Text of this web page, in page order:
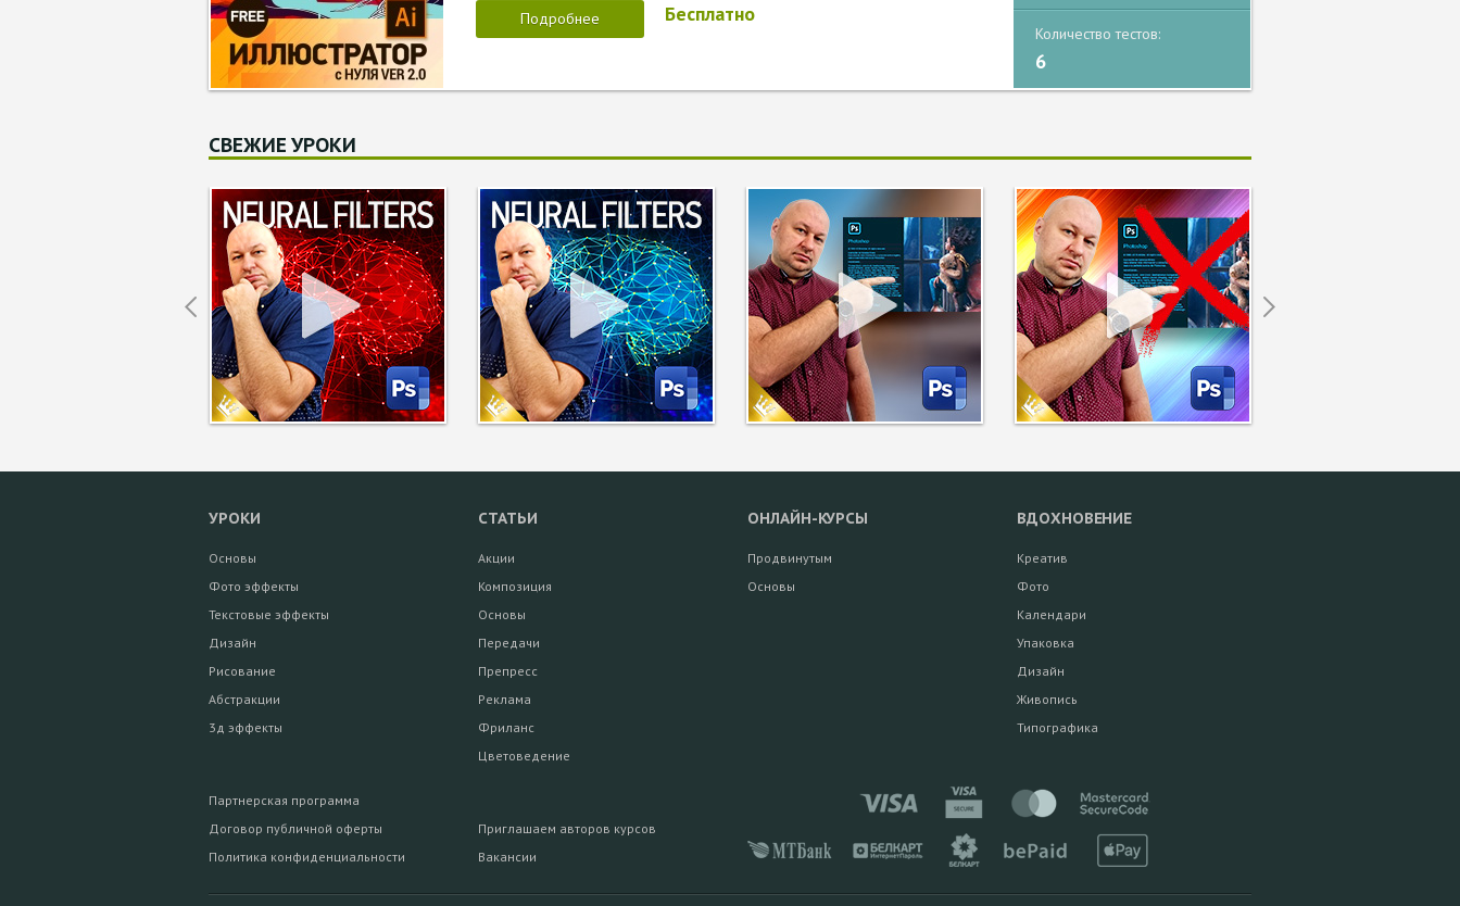
Подробнее Бесплатно
Количество тестов:
6
СВЕЖИЕ УРОКИ
Prev
УРОКИ
Основы
Фото эффекты
Текстовые эффекты
Дизайн
Рисование
Абстракции
3д эффекты
СТАТЬИ
Акции
Композиция
Основы
Передачи
Препресс
Реклама
Фриланс
Цветоведение
ОНЛАЙН-КУРСЫ
Продвинутым
Основы
ВДОХНОВЕНИЕ
Креатив
Фото
Календари
Упаковка
Дизайн
Живопись
Типографика
Партнерская программа
Договор публичной оферты
Политика конфиденциальности
Приглашаем авторов курсов
Вакансии